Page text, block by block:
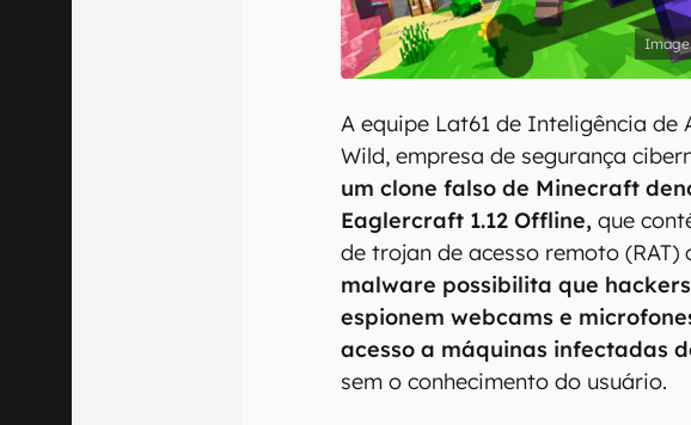
A equipe Lat61 de Inteligência de
Wild, empresa de segurança
um clone falso de Minecraft
Eaglercraft 1.12 Offline, que
de trojan de acesso remoto (RAT)
malware possibilita que
espionem webcams e
acesso a máquinas infectadas
sem o conhecimento do usuário.